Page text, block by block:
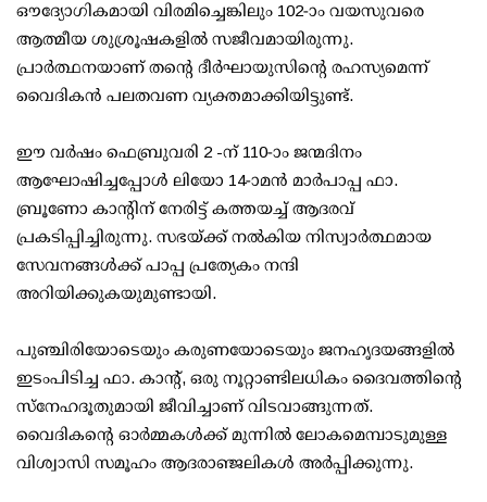
ഔദ്യോഗികമായി വിരമിച്ചെങ്കിലും 102-ാം വയസുവരെ
ആത്മീയ ശുശ്രൂഷകളിൽ സജീവമായിരുന്നു.
പ്രാർത്ഥനയാണ് തന്റെ ദീർഘായുസിന്റെ രഹസ്യമെന്ന്
വൈദികൻ പലതവണ വ്യക്തമാക്കിയിട്ടുണ്ട്.
ഈ വർഷം ഫെബ്രുവരി 2 -ന് 110-ാം ജന്മദിനം
ആഘോഷിച്ചപ്പോൾ ലിയോ 14-ാമൻ മാർപാപ്പ ഫാ.
ബ്രൂണോ കാന്റിന് നേരിട്ട് കത്തയച്ച് ആദരവ്
പ്രകടിപ്പിച്ചിരുന്നു. സഭയ്ക്ക് നൽകിയ നിസ്വാർത്ഥമായ
സേവനങ്ങൾക്ക് പാപ്പ പ്രത്യേകം നന്ദി
അറിയിക്കുകയുമുണ്ടായി.
പുഞ്ചിരിയോടെയും കരുണയോടെയും ജനഹൃദയങ്ങളിൽ
ഇടംപിടിച്ച ഫാ. കാന്റ്, ഒരു നൂറ്റാണ്ടിലധികം ദൈവത്തിന്റെ
സ്നേഹദൂതുമായി ജീവിച്ചാണ് വിടവാങ്ങുന്നത്.
വൈദികന്റെ ഓർമ്മകൾക്ക് മുന്നിൽ ലോകമെമ്പാടുമുള്ള
വിശ്വാസി സമൂഹം ആദരാഞ്ജലികൾ അർപ്പിക്കുന്നു.